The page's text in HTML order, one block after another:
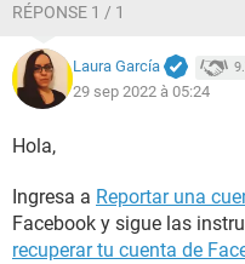
RÉPONSE 1 / 1
Laura García
29 sep 2022 à 05:24
Hola,
Ingresa a Reportar una
Facebook y sigue las
recuperar tu cuenta de